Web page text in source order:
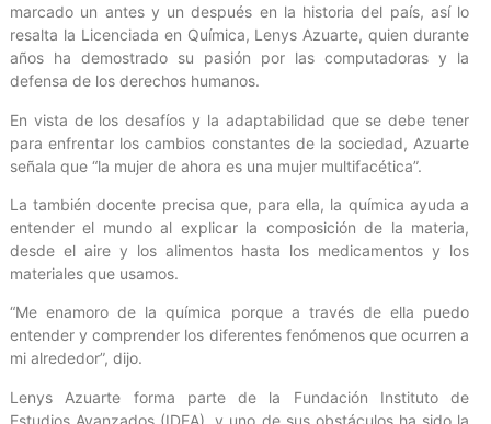
marcado un antes y un después en la historia del país, así lo
resalta la Licenciada en Química, Lenys Azuarte, quien durante
años ha demostrado su pasión por las computadoras y la
defensa de los derechos humanos.
En vista de los desafíos y la adaptabilidad que se debe tener
para enfrentar los cambios constantes de la sociedad, Azuarte
señala que “la mujer de ahora es una mujer multifacética”.
La también docente precisa que, para ella, la química ayuda a
entender el mundo al explicar la composición de la materia,
desde el aire y los alimentos hasta los medicamentos y los
materiales que usamos.
“Me enamoro de la química porque a través de ella puedo
entender y comprender los diferentes fenómenos que ocurren a
mi alrededor”, dijo.
Lenys Azuarte forma parte de la Fundación Instituto de
Estudios Avanzados (IDEA), y uno de sus obstáculos ha sido la